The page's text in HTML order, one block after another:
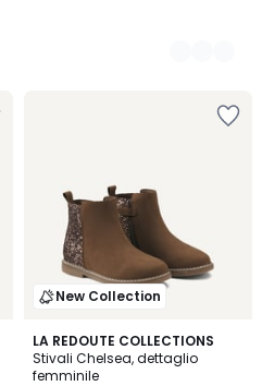
New Collection
LA REDOUTE COLLECTIONS
Stivali Chelsea, dettaglio
femminile
2
Colori